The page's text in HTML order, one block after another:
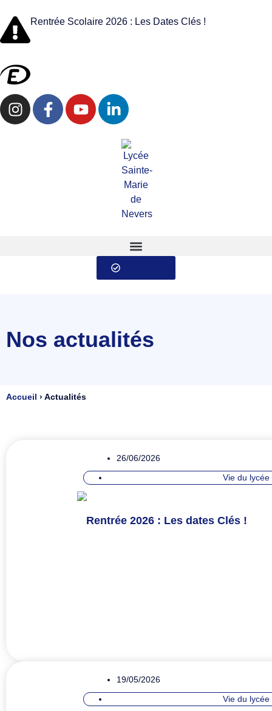
Rentrée Scolaire 2026 : Les Dates Clés !
Nos actualités
Accueil › Actualités
26/06/2026
Vie du lycée
Rentrée 2026 : Les dates Clés !
19/05/2026
Vie du lycée